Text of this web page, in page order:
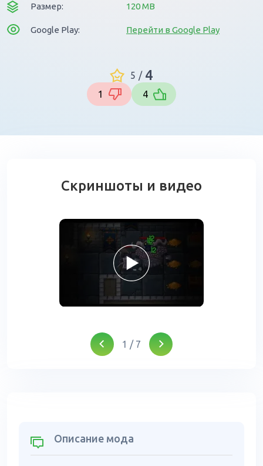
Размер: 120 MB
Google Play: Перейти в Google Play
5 / 4
1 4
Скриншоты и видео
1 / 7
Описание мода